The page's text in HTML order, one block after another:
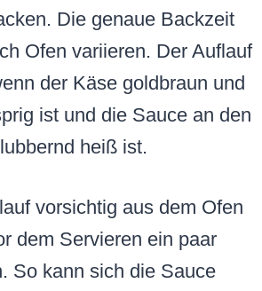
Die genaue Backzeit
Ofen variieren. Der Auflauf
der Käse goldbraun und
ist und die Sauce an den
heiß ist.
vorsichtig aus dem Ofen
dem Servieren ein paar
So kann sich die Sauce